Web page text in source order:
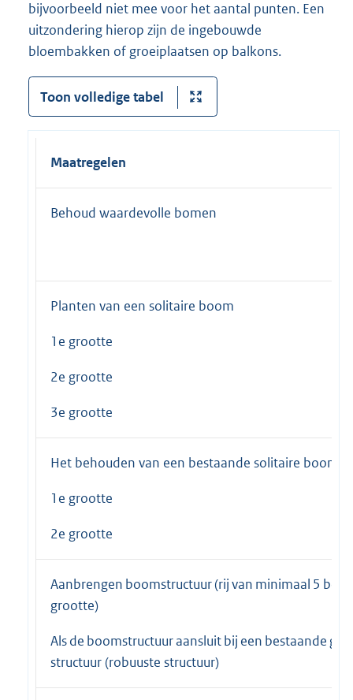
bijvoorbeeld niet mee voor het aantal punten. Een
uitzondering hierop zijn de ingebouwde
bloembakken of groeiplaatsen op balkons.
Toon volledige tabel
Maatregelen
Behoud waardevolle bomen
Planten van een solitaire boom
1e grootte
2e grootte
3e grootte
Het behouden van een bestaande solitaire boom
1e grootte
2e grootte
Aanbrengen boomstructuur (rij van minimaal 5
grootte)
Als de boomstructuur aansluit bij een bestaande
structuur (robuuste structuur)